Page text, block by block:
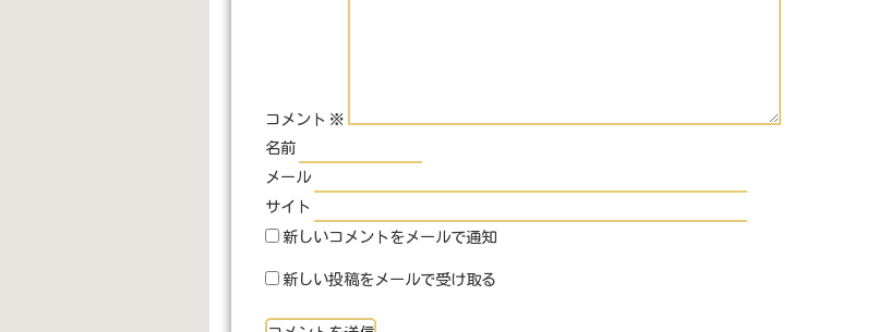
コメント ※
名前
メール
サイト
新しいコメントをメールで通知
新しい投稿をメールで受け取る